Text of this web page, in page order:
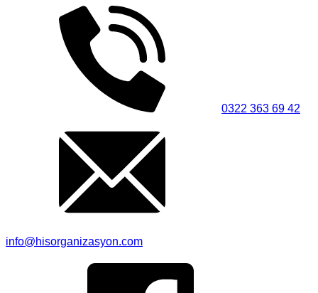
0322 363 69 42
info@hisorganizasyon.com